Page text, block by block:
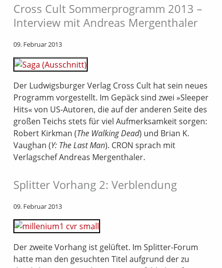
Cross Cult Sommerprogramm 2013 –
Interview mit Andreas Mergenthaler
09. Februar 2013
Der Ludwigsburger Verlag Cross Cult hat sein neues
Programm vorgestellt. Im Gepäck sind zwei »Sleeper
Hits« von US-Autoren, die auf der anderen Seite des
großen Teichs stets für viel Aufmerksamkeit sorgen:
Robert Kirkman (The Walking Dead) und Brian K.
Vaughan (Y: The Last Man). CRON sprach mit
Verlagschef Andreas Mergenthaler.
Splitter Vorhang 2: Verblendung
09. Februar 2013
Der zweite Vorhang ist gelüftet. Im Splitter-Forum
hatte man den gesuchten Titel aufgrund der zu